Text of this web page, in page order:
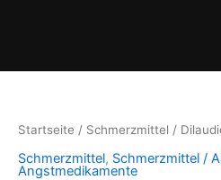
Startseite / Schmerzmittel /
Schmerzmittel, Schmerzmittel /
Angstmedikamente